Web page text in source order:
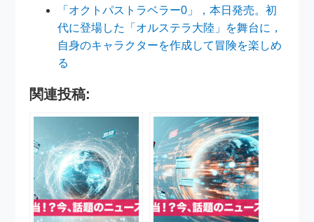
「オクトパストラベラー0」，本日発売。初
代に登場した「オルステラ大陸」を舞台に，
自身のキャラクターを作成して冒険を楽しめ
る
関連投稿: